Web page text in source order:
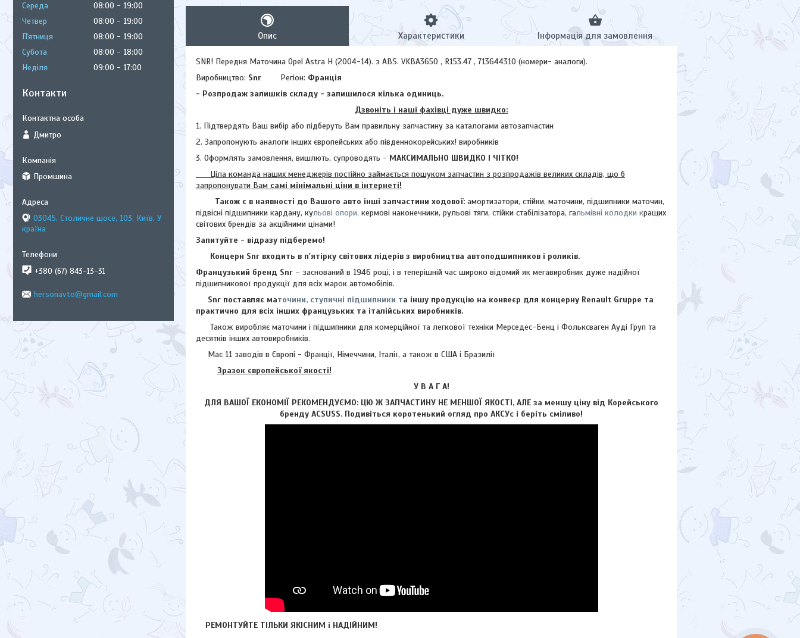
Опис Характеристики Інформація для замовлення
SNR! Передня Маточина Opel Astra H (2004-14). з ABS. VKBA3650 , R153.47 , 713644310 (номери- аналоги).
Виробництво: Snr Регіон: Франція
- Розпродаж залишків складу - залишилося кілька одиниць.
Дзвоніть і наші фахівці дуже швидко:
1. Підтвердять Ваш вибір або підберуть Вам правильну запчастину за каталогами автозапчастин
2. Запропонують аналоги інших європейських або південнокорейських! виробників
3. Оформлять замовлення, вишлють, супроводять - МАКСИМАЛЬНО ШВИДКО І ЧІТКО!
Ціла команда наших менеджерів постійно займається пошуком запчастин з розпродажів великих складів, що б
запропонувати Вам самі мінімальні ціни в інтернеті!
Також є в наявності до Вашого авто інші запчастини ходової: амортизатори, стійки, маточини, підшипники маточин,
підвісні підшипники кардану, кульові опори, кермові наконечники, рульові тяги, стійки стабілізатора, гальмівні колодки кращих
світових брендів за акційними цінами!
Запитуйте - відразу підберемо!
Концерн Snr входить в п'ятірку світових лідерів з виробництва автоподшипников і роликів.
Французький бренд Snr – заснований в 1946 році, і в теперішній час широко відомий як мегавиробник дуже надійної
підшипникової продукції для всіх марок автомобілів.
Snr поставляє маточини, ступичні підшипники та іншу продукцію на конвеєр для концерну Renault Gruppe та
практично для всіх інших французьких та італійських виробників.
Також виробляє маточини і підшипники для комерційної та легкової техніки Мерседес-Бенц і Фольксваген Ауді Груп та
десятків інших автовиробників.
Має 11 заводів в Європі - Франції, Німеччини, Італії, а також в США і Бразилії
Зразок європейської якості!
У В А Г А!
ДЛЯ ВАШОЇ ЕКОНОМІЇ РЕКОМЕНДУЄМО: ЦЮ Ж ЗАПЧАСТИНУ НЕ МЕНШОЇ ЯКОСТІ, АЛЕ за меншу ціну від Корейського
бренду ACSUSS. Подивіться коротенький огляд про АКСУс і беріть сміливо!
РЕМОНТУЙТЕ ТІЛЬКИ ЯКІСНИМ і НАДІЙНИМ!
Середа
08:00
19:00
Четвер
08:00
19:00
Пʼятниця
08:00
19:00
Субота
08:00
18:00
Неділя
09:00 17:00
Контакти
Дмитро
Промшина
03045, Столичне шосе, 103, Київ, У
країна
+380 (67) 843-13-31
hersonavto@gmail.com